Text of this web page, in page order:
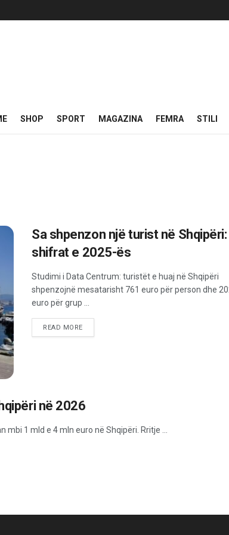
SHOP SPORT MAGAZINA FEMRA STILI
Sa shpenzon një turist në Shqipëri:
shifrat e 2025-ës
Studimi i Data Centrum: turistët e huaj në Shqipëri
shpenzojnë mesatarisht 761 euro për person dhe
euro për grup ...
READ MORE
në 2026
1 mld e 4 mln euro në Shqipëri. Rritje ...